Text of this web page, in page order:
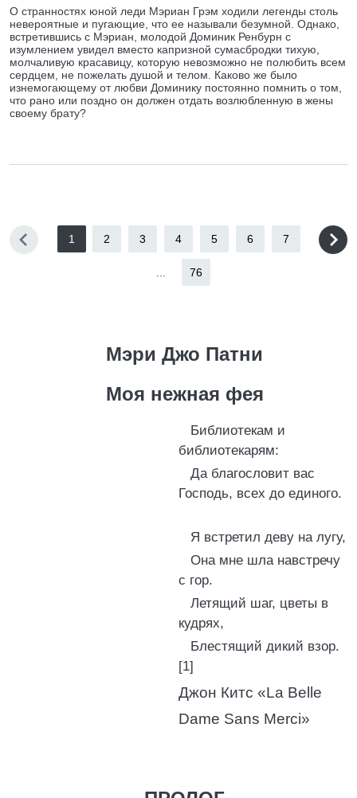
О странностях юной леди Мэриан Грэм ходили легенды столь
невероятные и пугающие, что ее называли безумной. Однако,
встретившись с Мэриан, молодой Доминик Ренбурн с
изумлением увидел вместо капризной сумасбродки тихую,
молчаливую красавицу, которую невозможно не полюбить всем
сердцем, не пожелать душой и телом. Каково же было
изнемогающему от любви Доминику постоянно помнить о том,
что рано или поздно он должен отдать возлюбленную в жены
своему брату?
1 2 3 4 5 6 7
76
Мэри Джо Патни
Моя нежная фея
Библиотекам и
библиотекарям:
Да благословит вас
Господь, всех до единого.
Я встретил деву на лугу,
Она мне шла навстречу
с гор.
Летящий шаг, цветы в
кудрях,
Блестящий дикий взор.
[1]
Джон Китс «La Belle
Dame Sans Merci»